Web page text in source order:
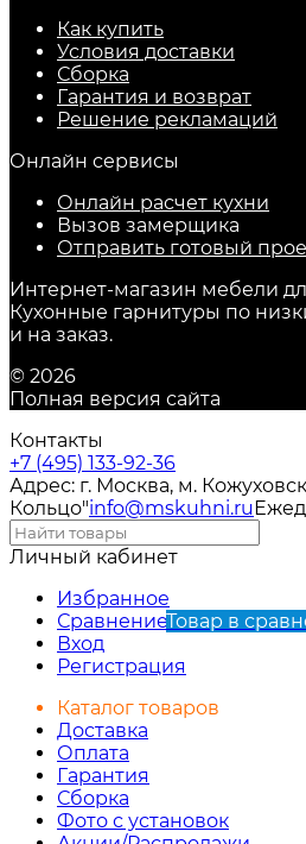
Как купить
Условия доставки
Сборка
Гарантия и возврат
Решение рекламаций
Онлайн сервисы
Онлайн расчет кухни
Вызов замерщика
Отправить готовый
Интернет-магазин мебели
Кухонные гарнитуры по
и на заказ.
© 2026
Полная версия сайта
Контакты
+7 (495) 133-92-36
Адрес: г. Москва, м.
Кольцо"info@mskuhni.ru
Личный кабинет
Избранное
СравнениеТовар в
Вход
Регистрация
Каталог товаров
Доставка
Оплата
Гарантия
Сборка
Фото с установок